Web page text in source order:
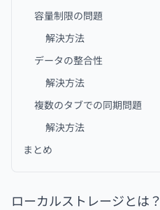
容量制限の問題
解決方法
データの整合性
解決方法
複数のタブでの同期問題
解決方法
まとめ
ローカルストレージとは？